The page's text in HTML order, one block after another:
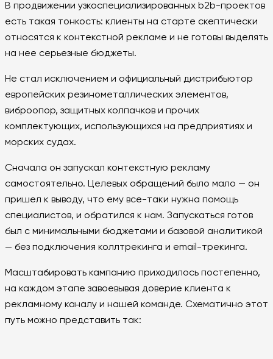
В продвижении узкоспециализированных b2b-проектов
есть такая тонкость: клиенты на старте скептически
относятся к контекстной рекламе и не готовы выделять
на нее серьезные бюджеты.
Не стал исключением и официальный дистрибьютор
европейских резинометаллических элементов,
виброопор, защитных колпачков и прочих
комплектующих, использующихся на предприятиях и
морских судах.
Сначала он запускал контекстную рекламу
самостоятельно. Целевых обращений было мало — он
пришел к выводу, что ему все-таки нужна помощь
специалистов, и обратился к нам. Запускаться готов
был с минимальными бюджетами и базовой аналитикой
— без подключения коллтрекинга и email-трекинга.
Масштабировать кампанию приходилось постепенно,
на каждом этапе завоевывая доверие клиента к
рекламному каналу и нашей команде. Схематично этот
путь можно представить так: